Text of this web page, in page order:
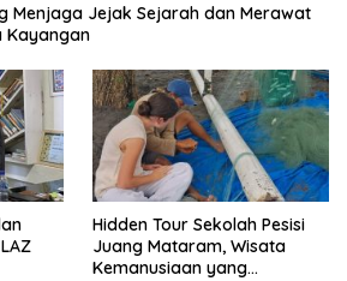
Menjaga Jejak Sejarah dan Merawat
Kayangan
Hidden Tour Sekolah Pesisi
Juang Mataram, Wisata
Kemanusiaan yang